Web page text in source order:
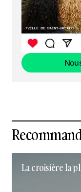
La croisière la